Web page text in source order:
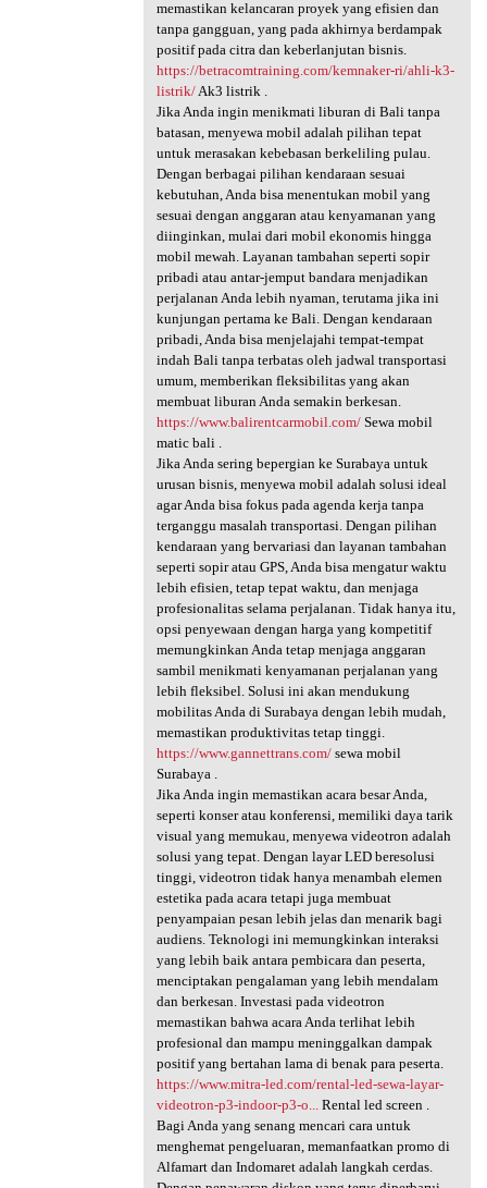
memastikan kelancaran proyek yang efisien dan
tanpa gangguan, yang pada akhirnya berdampak
positif pada citra dan keberlanjutan bisnis.
https://betracomtraining.com/kemnaker-ri/ahli-k3-
listrik/Ak3 listrik .
Jika Anda ingin menikmati liburan di Bali tanpa
batasan, menyewa mobil adalah pilihan tepat
untuk merasakan kebebasan berkeliling pulau.
Dengan berbagai pilihan kendaraan sesuai
kebutuhan, Anda bisa menentukan mobil yang
sesuai dengan anggaran atau kenyamanan yang
diinginkan, mulai dari mobil ekonomis hingga
mobil mewah. Layanan tambahan seperti sopir
pribadi atau antar-jemput bandara menjadikan
perjalanan Anda lebih nyaman, terutama jika ini
kunjungan pertama ke Bali. Dengan kendaraan
pribadi, Anda bisa menjelajahi tempat-tempat
indah Bali tanpa terbatas oleh jadwal transportasi
umum, memberikan fleksibilitas yang akan
membuat liburan Anda semakin berkesan.
https://www.balirentcarmobil.com/Sewa mobil
matic bali .
Jika Anda sering bepergian ke Surabaya untuk
urusan bisnis, menyewa mobil adalah solusi ideal
agar Anda bisa fokus pada agenda kerja tanpa
terganggu masalah transportasi. Dengan pilihan
kendaraan yang bervariasi dan layanan tambahan
seperti sopir atau GPS, Anda bisa mengatur waktu
lebih efisien, tetap tepat waktu, dan menjaga
profesionalitas selama perjalanan. Tidak hanya itu,
opsi penyewaan dengan harga yang kompetitif
memungkinkan Anda tetap menjaga anggaran
sambil menikmati kenyamanan perjalanan yang
lebih fleksibel. Solusi ini akan mendukung
mobilitas Anda di Surabaya dengan lebih mudah,
memastikan produktivitas tetap tinggi.
https://www.gannettrans.com/sewa mobil
Surabaya .
Jika Anda ingin memastikan acara besar Anda,
seperti konser atau konferensi, memiliki daya tarik
visual yang memukau, menyewa videotron adalah
solusi yang tepat. Dengan layar LED beresolusi
tinggi, videotron tidak hanya menambah elemen
estetika pada acara tetapi juga membuat
penyampaian pesan lebih jelas dan menarik bagi
audiens. Teknologi ini memungkinkan interaksi
yang lebih baik antara pembicara dan peserta,
menciptakan pengalaman yang lebih mendalam
dan berkesan. Investasi pada videotron
memastikan bahwa acara Anda terlihat lebih
profesional dan mampu meninggalkan dampak
positif yang bertahan lama di benak para peserta.
https://www.mitra-led.com/rental-led-sewa-layar-
videotron-p3-indoor-p3-o...Rental led screen .
Bagi Anda yang senang mencari cara untuk
menghemat pengeluaran, memanfaatkan promo di
Alfamart dan Indomaret adalah langkah cerdas.